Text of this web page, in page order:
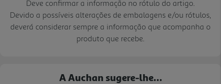
Deve confirmar a informação no rótulo do artigo.
Devido a possíveis alterações de embalagens e/ou rótulos,
deverá considerar sempre a informação que acompanha o
produto que recebe.
A Auchan sugere-lhe...